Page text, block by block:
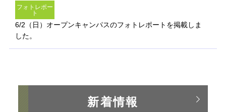
フォトレポー
ト
6/2（日）オープンキャンパスのフォトレポートを掲載しま
した。
新着情報